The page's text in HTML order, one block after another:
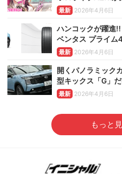
最新 2026年4月6日
ハンコックが躍進
ベンタス プライム
最新 2026年4月6日
開くパノラミック
型キックス「G」
最新 2026年4月6日
もっと